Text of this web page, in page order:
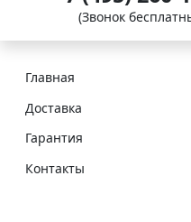
(Звонок
Главная
Доставка
Гарантия
Контакты